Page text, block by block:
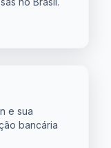
e sua
bancária